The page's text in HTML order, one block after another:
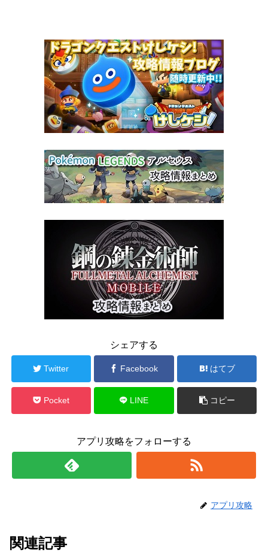
シェアする
Twitter Facebook はてブ
Pocket LINE コピー
アプリ攻略をフォローする
アプリ攻略
関連記事